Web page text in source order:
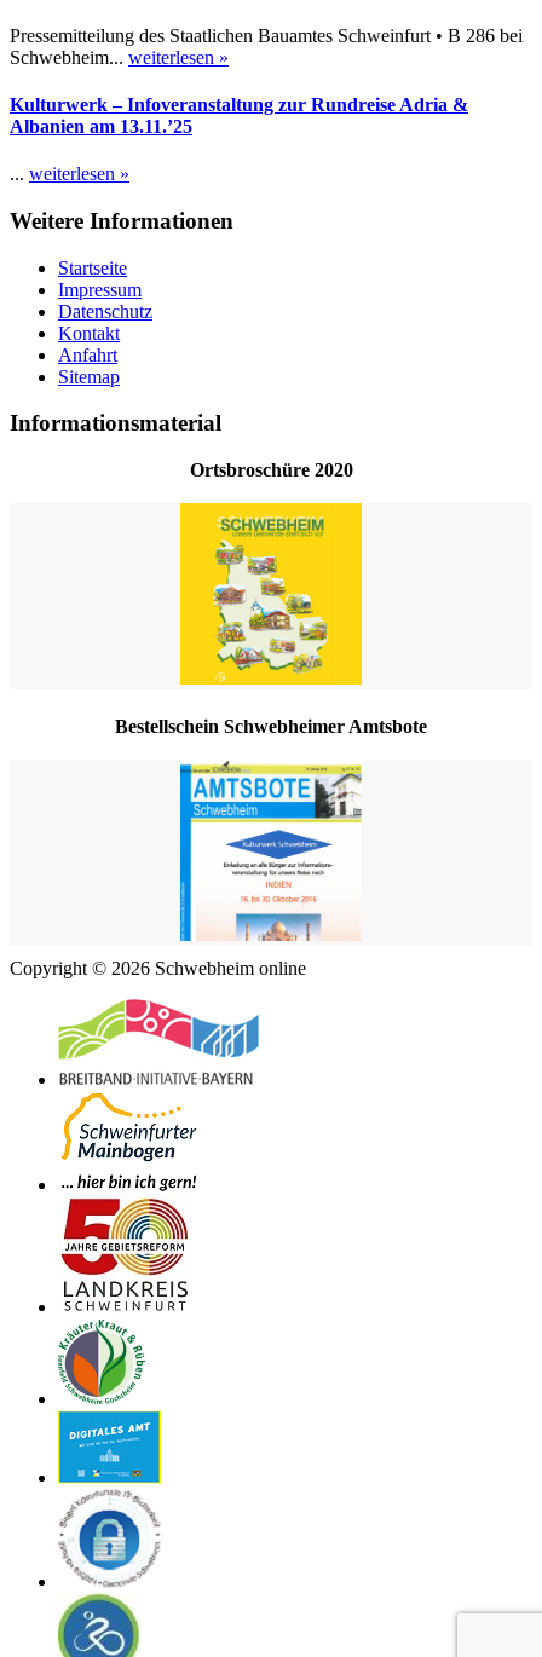
Pressemitteilung des Staatlichen Bauamtes Schweinfurt • B 286 bei
Schwebheim... weiterlesen »
Kulturwerk – Infoveranstaltung zur Rundreise Adria &
Albanien am 13.11.’25
... weiterlesen »
Weitere Informationen
Startseite
Impressum
Datenschutz
Kontakt
Anfahrt
Sitemap
Informationsmaterial
Ortsbroschüre 2020
Bestellschein Schwebheimer Amtsbote
Copyright © 2026 Schwebheim online